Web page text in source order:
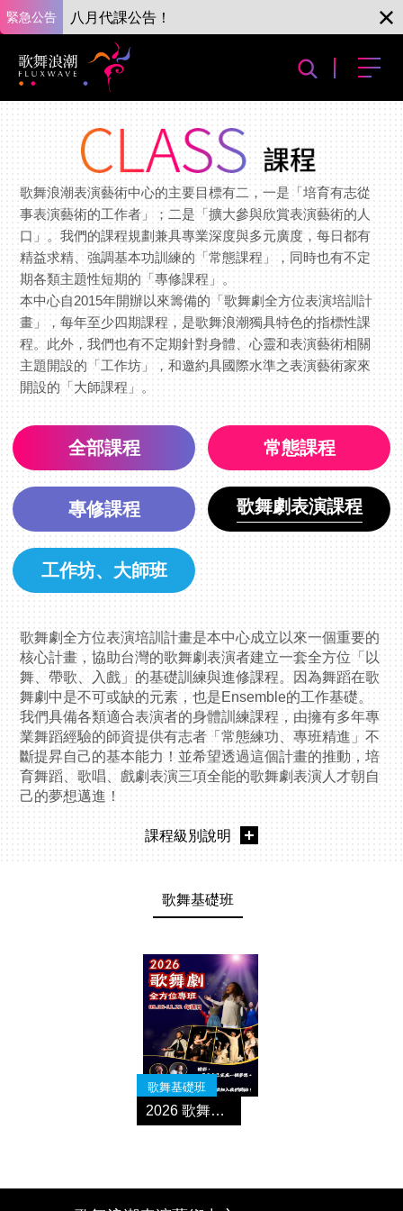
緊急公告 八月代課公告！
歌舞浪潮表演藝術中心的主要目標有二，一是「培育有志從
事表演藝術的工作者」；二是「擴大參與欣賞表演藝術的人
口」。我們的課程規劃兼具專業深度與多元廣度，每日都有
精益求精、強調基本功訓練的「常態課程」，同時也有不定
期各類主題性短期的「專修課程」。
本中心自2015年開辦以來籌備的「歌舞劇全方位表演培訓計
畫」，每年至少四期課程，是歌舞浪潮獨具特色的指標性課
程。此外，我們也有不定期針對身體、心靈和表演藝術相關
主題開設的「工作坊」，和邀約具國際水準之表演藝術家來
開設的「大師課程」。
全部課程 常態課程
專修課程 歌舞劇表演課程
工作坊、大師班
歌舞劇全方位表演培訓計畫是本中心成立以來一個重要的
核心計畫，協助台灣的歌舞劇表演者建立一套全方位「以
舞、帶歌、入戲」的基礎訓練與進修課程。因為舞蹈在歌
舞劇中是不可或缺的元素，也是Ensemble的工作基礎。
我們具備各類適合表演者的身體訓練課程，由擁有多年專
業舞蹈經驗的師資提供有志者「常態練功、專班精進」不
斷提昇自己的基本能力！並希望透過這個計畫的推動，培
育舞蹈、歌唱、戲劇表演三項全能的歌舞劇表演人才朝自
己的夢想邁進！
課程級別說明
歌舞基礎班
歌舞基礎班
2026 歌舞劇全方位專班 秋季班